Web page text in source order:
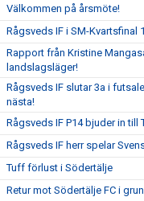
Välkommen på årsmöte!
Rågsveds IF i SM-Kvartsfinal
Rapport från Kristine
landslagsläger!
Rågsveds IF slutar 3a i
nästa!
Rågsveds IF P14 bjuder in till
Rågsveds IF herr spelar
Tuff förlust i Södertälje
Retur mot Södertälje FC i